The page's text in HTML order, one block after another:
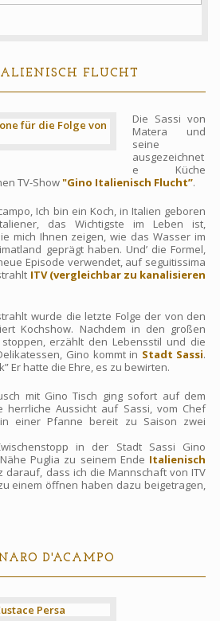
FLUCHT
Die Sassi von
Matera und
seine
ausgezeichnet
e Küche
TV-Show"Gino Italienisch Flucht”.
Ich bin ein Koch, in Italien geboren
das Wichtigste im Leben ist,
mich Ihnen zeigen, wie das Wasser im
geprägt haben. Und’ die Formel,
Episode verwendet, auf seguitissima
ITV (vergleichbar zu kanalisieren
wurde die letzte Folge der von den
Kochshow. Nachdem in den großen
erzählt den Lebensstil und die
Gino kommt in Stadt Sassi.
Er hatte die Ehre, es zu bewirten.
mit Gino Tisch ging sofort auf dem
herrliche Aussicht auf Sassi, vom Chef
einer Pfanne bereit zu Saison zwei
in der Stadt Sassi Gino
Puglia zu seinem Ende Italienisch
darauf, dass ich die Mannschaft von ITV
einem öffnen haben dazu beigetragen,
D'ACAMPO